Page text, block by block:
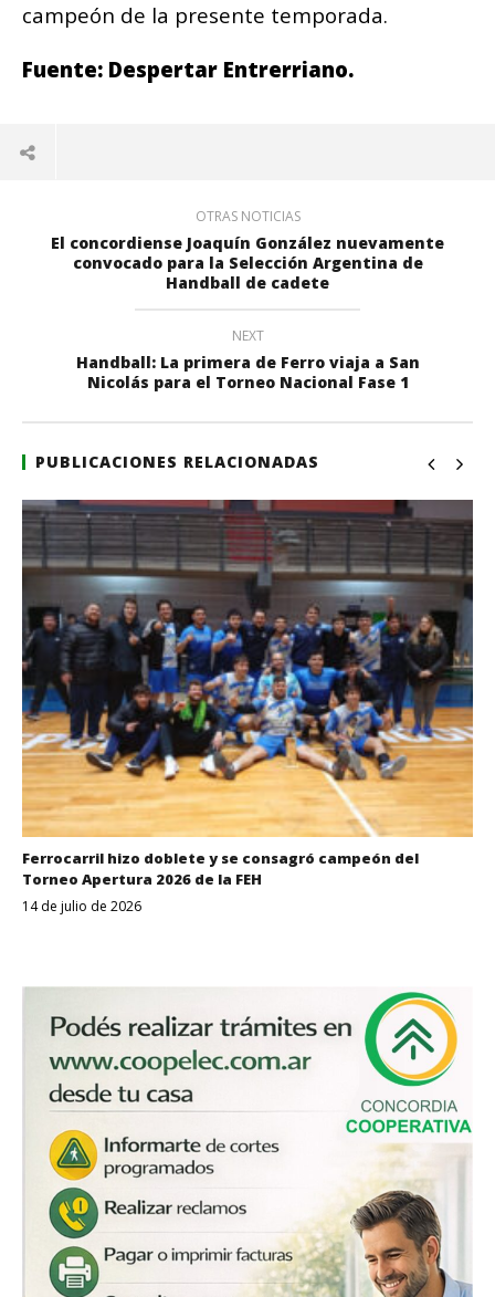
campeón de la presente temporada.
Fuente: Despertar Entrerriano.
OTRAS NOTICIAS
El concordiense Joaquín González nuevamente
convocado para la Selección Argentina de
Handball de cadete
NEXT
Handball: La primera de Ferro viaja a San
Nicolás para el Torneo Nacional Fase 1
PUBLICACIONES RELACIONADAS
Ferrocarril hizo doblete y se consagró campeón del
Torneo Apertura 2026 de la FEH
14 de julio de 2026